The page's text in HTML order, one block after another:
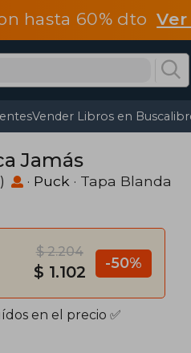
hasta 60% dto
Vender Libros en
Jamás
· Puck · Tapa Blanda
$ 2.204
$ 1.102 -50%
en el precio ✅